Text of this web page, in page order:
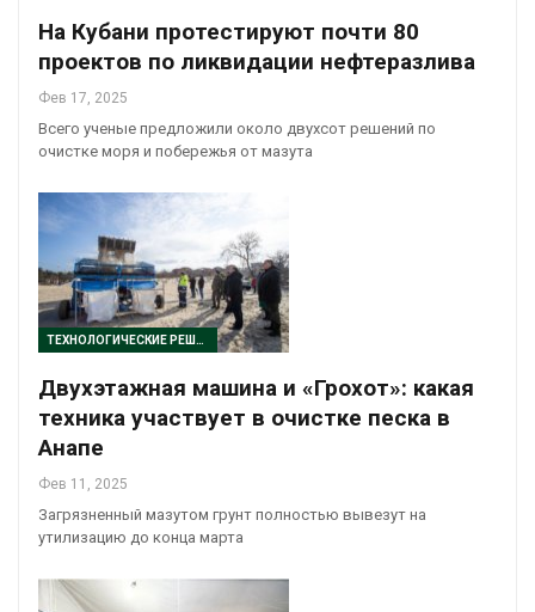
На Кубани протестируют почти 80
проектов по ликвидации нефтеразлива
Фев 17, 2025
Всего ученые предложили около двухсот решений по
очистке моря и побережья от мазута
ТЕХНОЛОГИЧЕСКИЕ РЕШЕНИЯ
Двухэтажная машина и «Грохот»: какая
техника участвует в очистке песка в
Анапе
Фев 11, 2025
Загрязненный мазутом грунт полностью вывезут на
утилизацию до конца марта